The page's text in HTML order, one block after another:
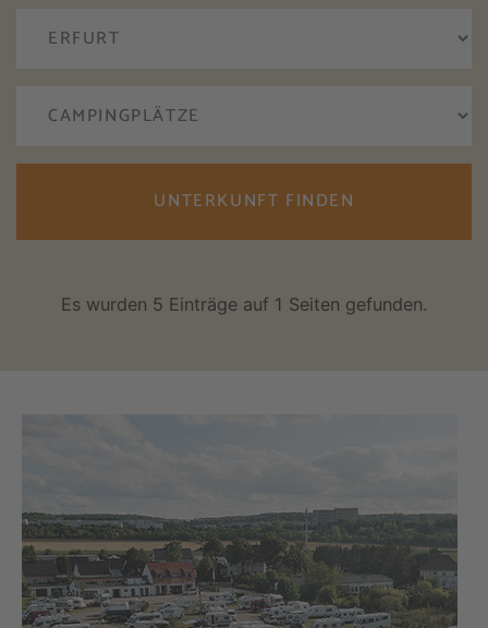
UNTERKUNFT FINDEN
Es wurden 5 Einträge auf 1 Seiten gefunden.